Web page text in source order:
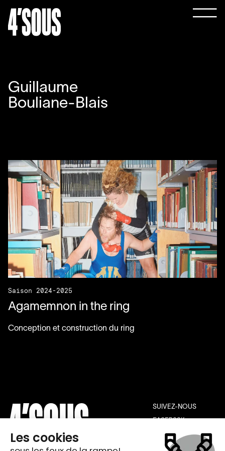
Guillaume
Bouliane-Blais
Saison 2024-2025
Agamemnon in the ring
Conception et construction du ring
SUIVEZ-NOUS
FACEBOOK
YOUTUBE